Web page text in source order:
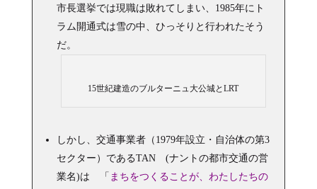
市長選挙では現職は敗れてしまい、1985年にト
ラム開通式は雪の中、ひっそりと行われたそう
だ。
15世紀建造のブルターニュ大公城とLRT
しかし、交通事業者（1979年設立・自治体の第3
セクター）であるTAN (ナントの都市交通の営
業名)は 「 まちをつくることが、わたしたちの